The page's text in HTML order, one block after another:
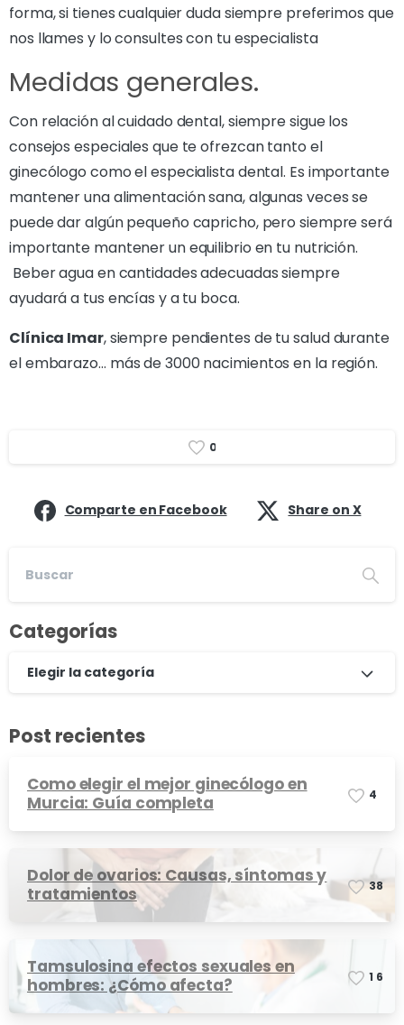
forma, si tienes cualquier duda siempre preferimos que
nos llames y lo consultes con tu especialista
Medidas generales.
Con relación al cuidado dental, siempre sigue los
consejos especiales que te ofrezcan tanto el
ginecólogo como el especialista dental. Es importante
mantener una alimentación sana, algunas veces se
puede dar algún pequeño capricho, pero siempre será
importante mantener un equilibrio en tu nutrición.
Beber agua en cantidades adecuadas siempre
ayudará a tus encías y a tu boca.
Clínica Imar, siempre pendientes de tu salud durante
el embarazo… más de 3000 nacimientos en la región.
0
Comparte en Facebook Share on X
Categorías
Elegir la categoría
Post recientes
Como elegir el mejor ginecólogo en
Murcia: Guía completa
4
Dolor de ovarios: Causas, síntomas y
tratamientos
38
Tamsulosina efectos sexuales en
hombres: ¿Cómo afecta?
1 6